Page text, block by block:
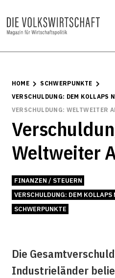
HOME
SCHWERPUNKTE
VERSCHULDUNG: DEM KOLLAPS
VERSCHULDUNG: WELTWEITER
Weltweiter
FINANZEN / STEUERN
VERSCHULDUNG: DEM KOLLAPS
SCHWERPUNKTE
Die
Industrieländer